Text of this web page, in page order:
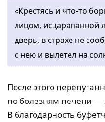
«Крестясь и что-то
лицом, исцарапанной
дверь, в страхе не
с нею и вылетел на
После этого
по болезням печени —
В благодарность